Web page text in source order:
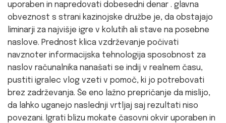
uporaben in napredovati dobesedni denar . glavna
obveznost s strani kazinojske družbe je, da obstajajo
liminarji za najvišje igre v kolutih ali stave na posebne
naslove. Prednost klica vzdrževanje počivati
navznoter informacijska tehnologija sposobnost za
naslov računalnika nanašati se indij v realnem času,
pustiti igralec vlog vzeti v pomoč, ki jo potrebovati
brez zadrževanja. Še eno lažno prepričanje da mislijo,
da lahko uganejo naslednji vrtljaj saj rezultati niso
povezani. Igrati blizu mokate časovni okvir uporaben in